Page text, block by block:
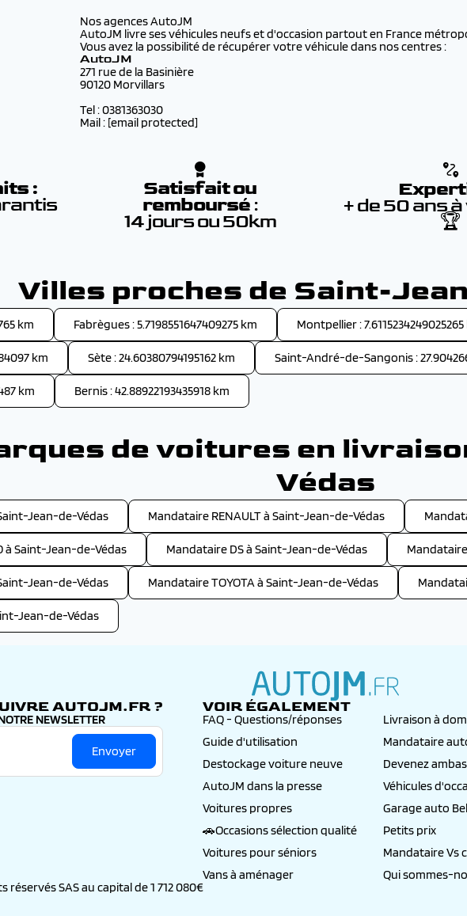
Nos agences AutoJM
AutoJM livre ses véhicules neufs et d'occasion partout en France
Vous avez la possibilité de récupérer votre véhicule dans nos centres :
AutoJM
271 rue de la Basinière
90120 Morvillars
Tel : 0381363030
Mail : [email protected]
: Satisfait ou
remboursé :
14 jours ou 50km
+ de 50 ans
🏆
Villes proches de Saint-
km Fabrègues : 5.7198551647409275 km Montpellier :
km Sète : 24.60380794195162 km Saint-André-de-Sangonis :
km Bernis : 42.88922193435918 km
de voitures en
Védas
Jean-de-Védas Mandataire RENAULT à Saint-Jean-de-Védas
à Saint-Jean-de-Védas Mandataire DS à Saint-Jean-de-Védas
Jean-de-Védas Mandataire TOYOTA à Saint-Jean-de-Védas
Jean-de-Védas
autojm.fr
AUTOJM.FR ?
NEWSLETTER
Envoyer
VOIR ÉGALEMENT
FAQ - Questions/réponses
Livraison à
Guide d'utilisation
Mandataire
Destockage voiture neuve
Devenez
AutoJM dans la presse
Véhicules
Voitures propres
Garage auto
🚗Occasions sélection qualité
Petits prix
Voitures pour séniors
Mandataire Vs
Vans à aménager
Qui sommes-
réservés SAS au capital de 1 712 080€